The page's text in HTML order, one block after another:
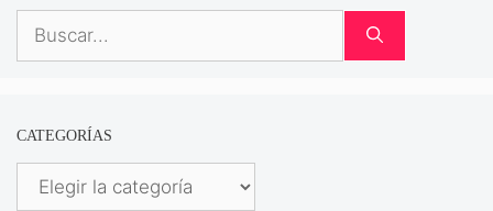
Buscar:
CATEGORÍAS
Categorías